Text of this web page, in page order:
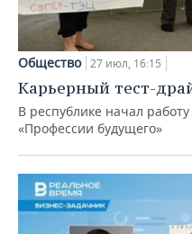
Общество 27 июл, 16:15
Карьерный тест-
В республике начал
«Профессии будущего»